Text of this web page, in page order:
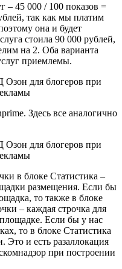
– 45 000 / 100 показов =
так как мы платим
она и будет
стоила 90 000 рублей,
на 2. Оба варианта
приемлемы.
Здесь все аналогично
в блоке Статистика –
размещения. Если бы
то также в блоке
– каждая строчка для
Если бы у нас
то в блоке Статистика
Это и есть разаллокация
при построении